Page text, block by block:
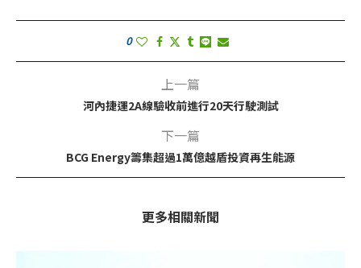
0
上一篇
河內捷運2A線驗收前進行20天行駛測試
下一篇
BCG Energy籌集超過1萬億越盾投資再生能源
更多相關新聞